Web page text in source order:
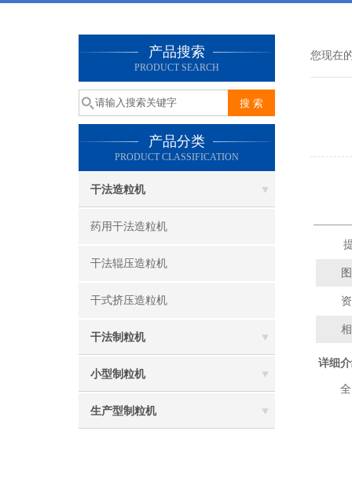
产品搜索
PRODUCT SEARCH
产品分类
PRODUCT CLASSIFICATION
干法造粒机
药用干法造粒机
干法辊压造粒机
干式挤压造粒机
干法制粒机
小型制粒机
生产型制粒机
您现在
详细
全自